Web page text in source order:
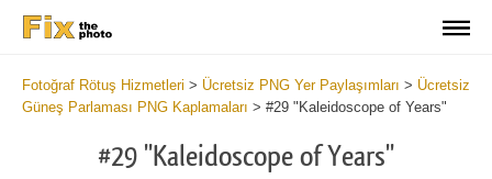
Fotoğraf Rötuş Hizmetleri > Ücretsiz PNG Yer Paylaşımları > Ücretsiz
Güneş Parlaması PNG Kaplamaları > #29 "Kaleidoscope of Years"
#29 "Kaleidoscope of Years"